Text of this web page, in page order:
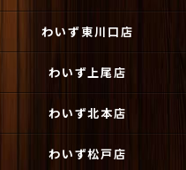
わいず東川口店
わいず上尾店
わいず北本店
わいず松戸店